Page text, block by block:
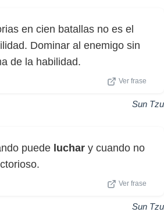
en cien batallas no es el
Dominar al enemigo sin
de la habilidad.
Ver frase
Sun Tzu
puede luchar y cuando no
Ver frase
Sun Tzu